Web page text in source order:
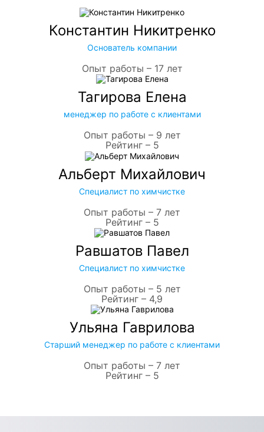
Константин Никитренко
Основатель компании
Опыт работы – 17 лет
Тагирова Елена
менеджер по работе с клиентами
Опыт работы – 9 лет
Рейтинг – 5
Альберт Михайлович
Специалист по химчистке
Опыт работы – 7 лет
Рейтинг – 5
Равшатов Павел
Специалист по химчистке
Опыт работы – 5 лет
Рейтинг – 4,9
Ульяна Гаврилова
Старший менеджер по работе с клиентами
Опыт работы – 7 лет
Рейтинг – 5